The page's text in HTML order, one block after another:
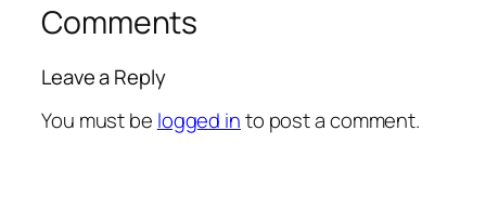
Comments
Leave a Reply
You must be logged into post a comment.